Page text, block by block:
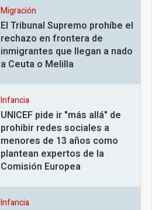
Migración
El Tribunal Supremo prohíbe el
rechazo en frontera de
inmigrantes que llegan a nado
a Ceuta o Melilla
Infancia
UNICEF pide ir "más allá" de
prohibir redes sociales a
menores de 13 años como
plantean expertos de la
Comisión Europea
Infancia